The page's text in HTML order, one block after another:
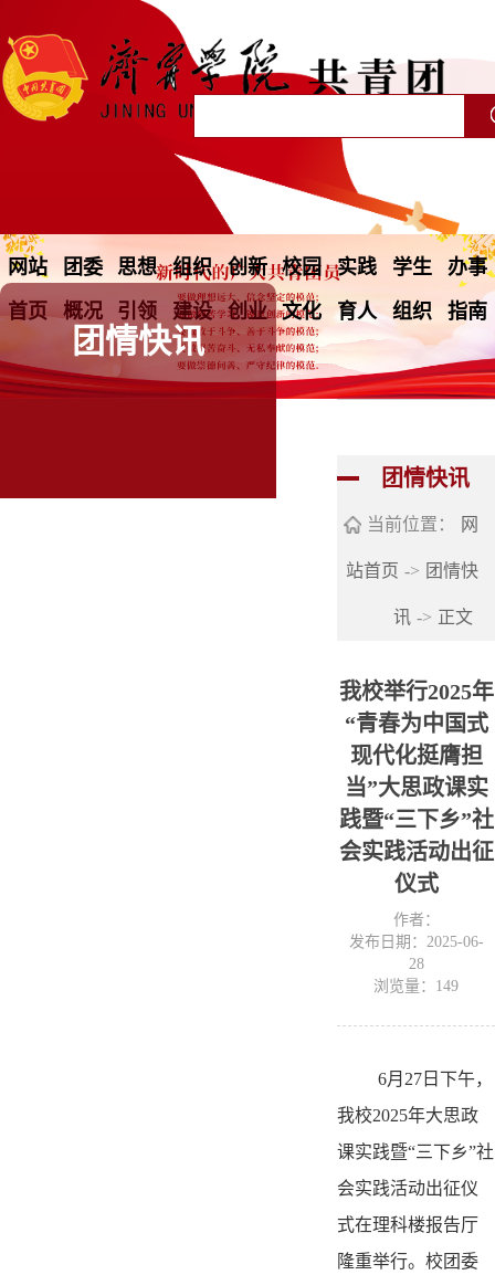
网站
首页
团委
概况
思想
引领
组织
建设
创新
创业
校园
文化
实践
育人
学生
组织
办事
指南
团情快讯
团情快讯
当前位置： 网
站首页 -> 团情快
讯 -> 正文
我校举行2025年
“青春为中国式
现代化挺膺担
当”大思政课实
践暨“三下乡”社
会实践活动出征
仪式
作者：
发布日期：2025-06-
28
浏览量： 149
6月27日下午，
我校2025年大思政
课实践暨“三下乡”社
会实践活动出征仪
式在理科楼报告厅
隆重举行。校团委